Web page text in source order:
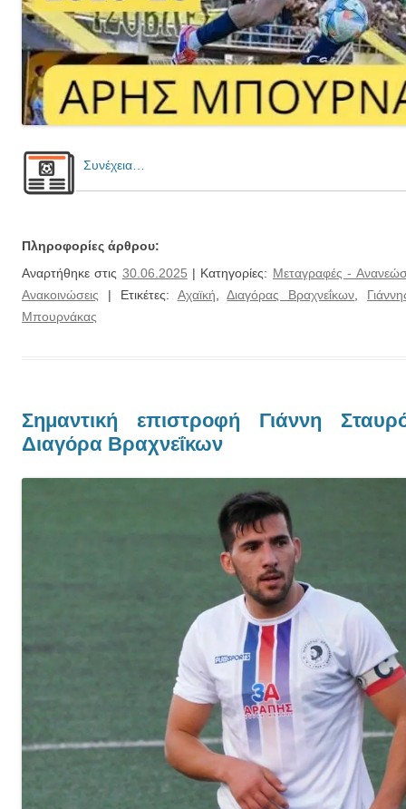
Συνέχεια…
Πληροφορίες άρθρου:
Αναρτήθηκε στις 30.06.2025 | Κατηγορίες: Μεταγραφές -
Ανακοινώσεις | Ετικέτες: Αχαϊκή,Διαγόρας Βραχνεΐκων,
Μπουρνάκας
Σημαντική επιστροφή Γιάννη
Διαγόρα Βραχνεΐκων